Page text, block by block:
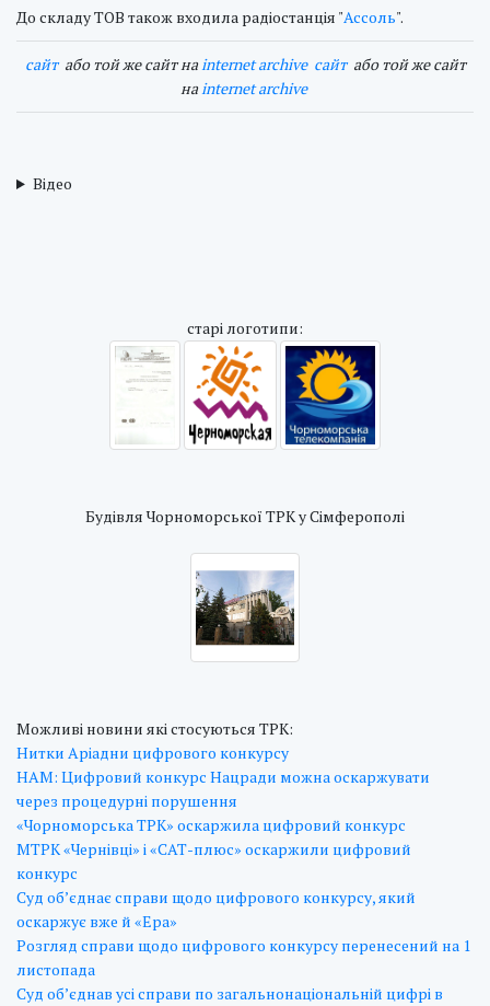
До складу ТОВ також входила радіостанція "Ассоль".
cайтабо той же сайт наinternet archive cайтабо той же сайт
наinternet archive
Відео
cтарі логотипи:
Будівля Чорноморської ТРК у Сімферополі
Можливі новини які стосуються ТРК:
Нитки Аріадни цифрового конкурсу
НАМ: Цифровий конкурс Нацради можна оскаржувати
через процедурні порушення
«Чорноморська ТРК» оскаржила цифровий конкурс
МТРК «Чернівці» і «САТ-плюс» оскаржили цифровий
конкурс
Суд об’єднає справи щодо цифрового конкурсу, який
оскаржує вже й «Ера»
Розгляд справи щодо цифрового конкурсу перенесений на 1
листопада
Суд об’єднав усі справи по загальнонаціональній цифрі в